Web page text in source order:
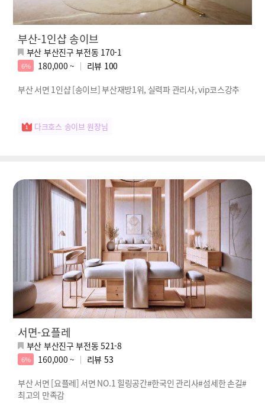
부산-1인샵 송이브
부산 부산진구 부전동 170-1
6% 180,000 ~ 리뷰 100
부산 서면 1인샵 [송이브] 부산재방1위, 실력파 관리사, vip코스강추
다크호스 송이브 원장님
서면-요플레
부산 부산진구 부전동 521-8
6% 160,000 ~ 리뷰 53
부산 서면 [요플레] 서면 NO.1 힐링공간#한국인 관리사#섬세한 손길#
최고의 만족감